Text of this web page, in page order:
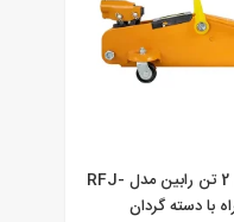
جک سوسماری 2 تن رابین مدل RFJ-